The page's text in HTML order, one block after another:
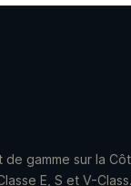
gamme sur la
E, S et V-Class.